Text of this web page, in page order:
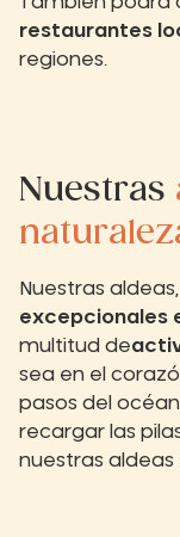
restaurantes
regiones.
Nuestras
Nuestras
excepcionales
multitud de
sea en el
pasos del
recargar las
nuestras aldeas